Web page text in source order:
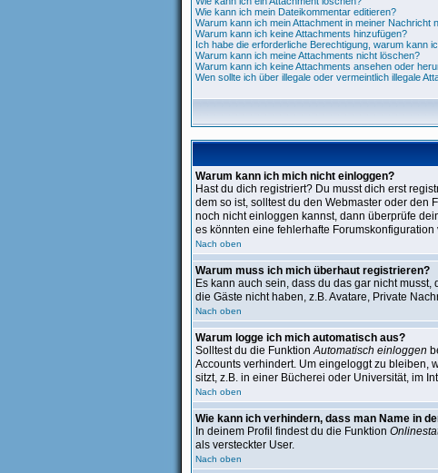
Wie kann ich mein Dateikommentar editieren?
Warum kann ich mein Attachment in meiner Nachricht
Warum kann ich keine Attachments hinzufügen?
Ich habe die erforderliche Berechtigung, warum kann
Warum kann ich meine Attachments nicht löschen?
Warum kann ich keine Attachments ansehen oder
Wen sollte ich über illegale oder vermeintlich illegale
Warum kann ich mich nicht einloggen?
Hast du dich registriert? Du musst dich erst
dem so ist, solltest du den Webmaster oder den
noch nicht einloggen kannst, dann überprüfe
es könnten eine fehlerhafte Forumskonfiguration
Nach oben
Warum muss ich mich überhaut registrieren?
Es kann auch sein, dass du das gar nicht
die Gäste nicht haben, z.B. Avatare, Private
Nach oben
Warum logge ich mich automatisch aus?
Solltest du die FunktionAutomatisch einloggen
Accounts verhindert. Um eingeloggt zu bleiben,
sitzt, z.B. in einer Bücherei oder Universität, im
Nach oben
Wie kann ich verhindern, dass man Name in
In deinem Profil findest du die Funktion
als versteckter User.
Nach oben